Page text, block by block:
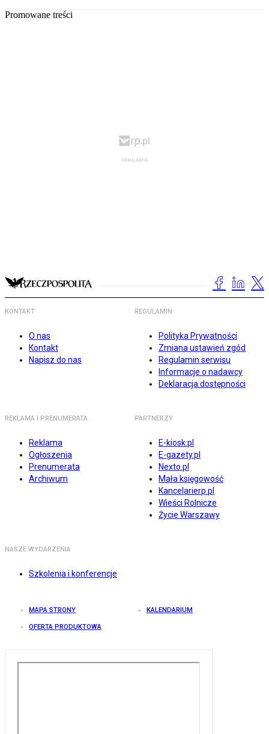
Promowane treści
KONTAKT
O nas
Kontakt
Napisz do nas
REGULAMIN
Polityka Prywatności
Zmiana ustawień zgód
Regulamin serwisu
Informacje o nadawcy
Deklaracja dostępności
REKLAMA I PRENUMERATA
Reklama
Ogłoszenia
Prenumerata
Archiwum
PARTNERZY
E-kiosk.pl
E-gazety.pl
Nexto.pl
Mała księgowość
Kancelarierp.pl
Wieści Rolnicze
Życie Warszawy
NASZE WYDARZENIA
Szkolenia i konferencje
MAPA STRONY KALENDARIUM
OFERTA PRODUKTOWA